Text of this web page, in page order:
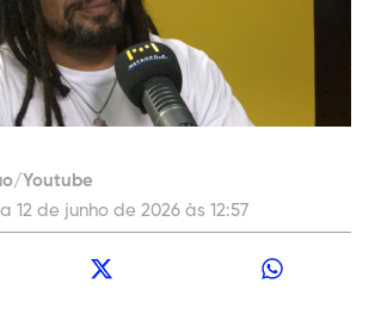
Youtube
12 de junho de 2026 às 12:57